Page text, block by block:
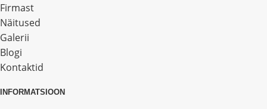
Firmast
Näitused
Galerii
Blogi
Kontaktid
INFORMATSIOON